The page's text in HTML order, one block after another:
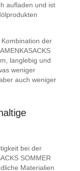
aufladen und ist
der
langlebig und
weniger
auch weniger
bei der
SOMMER
Materialien